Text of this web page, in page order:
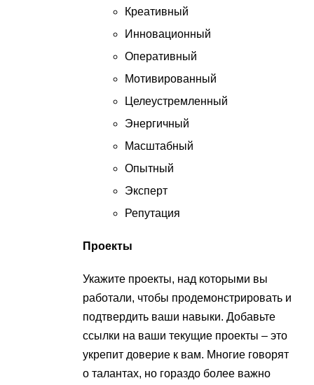
Креативный
Инновационный
Оперативный
Мотивированный
Целеустремленный
Энергичный
Масштабный
Опытный
Эксперт
Репутация
Проекты
Укажите проекты, над которыми вы
работали, чтобы продемонстрировать и
подтвердить ваши навыки. Добавьте
ссылки на ваши текущие проекты – это
укрепит доверие к вам. Многие говорят
о талантах, но гораздо более важно